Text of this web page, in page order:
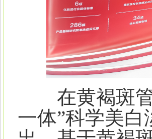
在黄褐斑管
一体”科学美